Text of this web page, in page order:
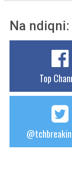
Na ndiqni:
Top